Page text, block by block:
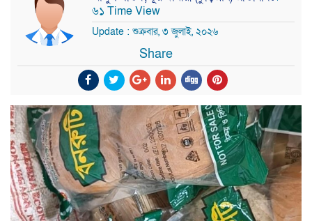
৬১ Time View
Update : শুক্রবার, ৩ জুলাই, ২০২৬
Share